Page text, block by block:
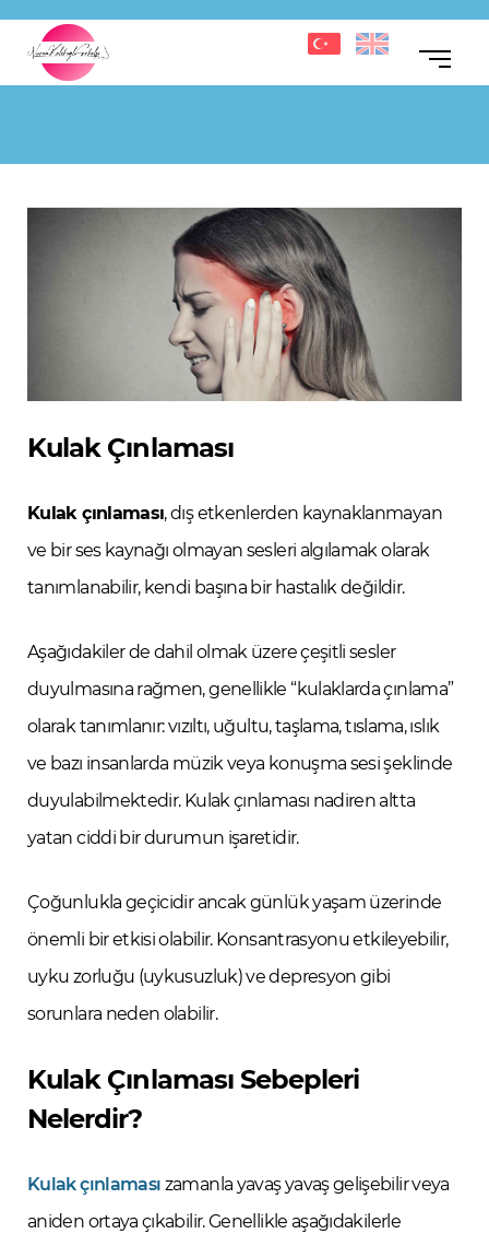
Kulak Çınlaması
Kulak çınlaması, dış etkenlerden kaynaklanmayan
ve bir ses kaynağı olmayan sesleri algılamak olarak
tanımlanabilir, kendi başına bir hastalık değildir.
Aşağıdakiler de dahil olmak üzere çeşitli sesler
duyulmasına rağmen, genellikle “kulaklarda çınlama”
olarak tanımlanır: vızıltı, uğultu, taşlama, tıslama, ıslık
ve bazı insanlarda müzik veya konuşma sesi şeklinde
duyulabilmektedir. Kulak çınlaması nadiren altta
yatan ciddi bir durumun işaretidir.
Çoğunlukla geçicidir ancak günlük yaşam üzerinde
önemli bir etkisi olabilir. Konsantrasyonu etkileyebilir,
uyku zorluğu (uykusuzluk) ve depresyon gibi
sorunlara neden olabilir.
Kulak Çınlaması Sebepleri
Nelerdir?
Kulak çınlaması zamanla yavaş yavaş gelişebilir veya
aniden ortaya çıkabilir. Genellikle aşağıdakilerle